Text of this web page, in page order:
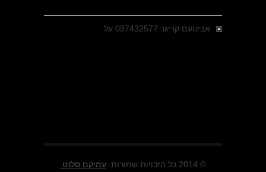
אבינועם קריגר 097432577 על
© 2014 כל הזכויות שמורות. עמיקם סלנט.